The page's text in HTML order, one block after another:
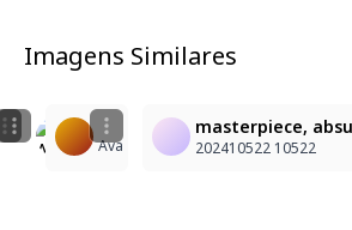
Imagens Similares
またあの冒険者か、、、
しょーろんぽー
1girl, lisbeth\(sword art
Dark_Anime
Ava
masterpiece,
202410522 10522